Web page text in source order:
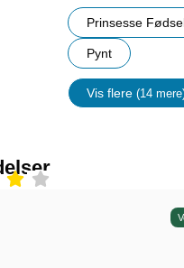
Prinsesse
Pynt
Vis flere (14